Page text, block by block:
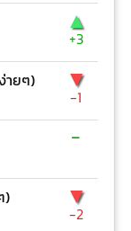
▲
+3
ายๆ) ▼
-1
-
) ▼
-2